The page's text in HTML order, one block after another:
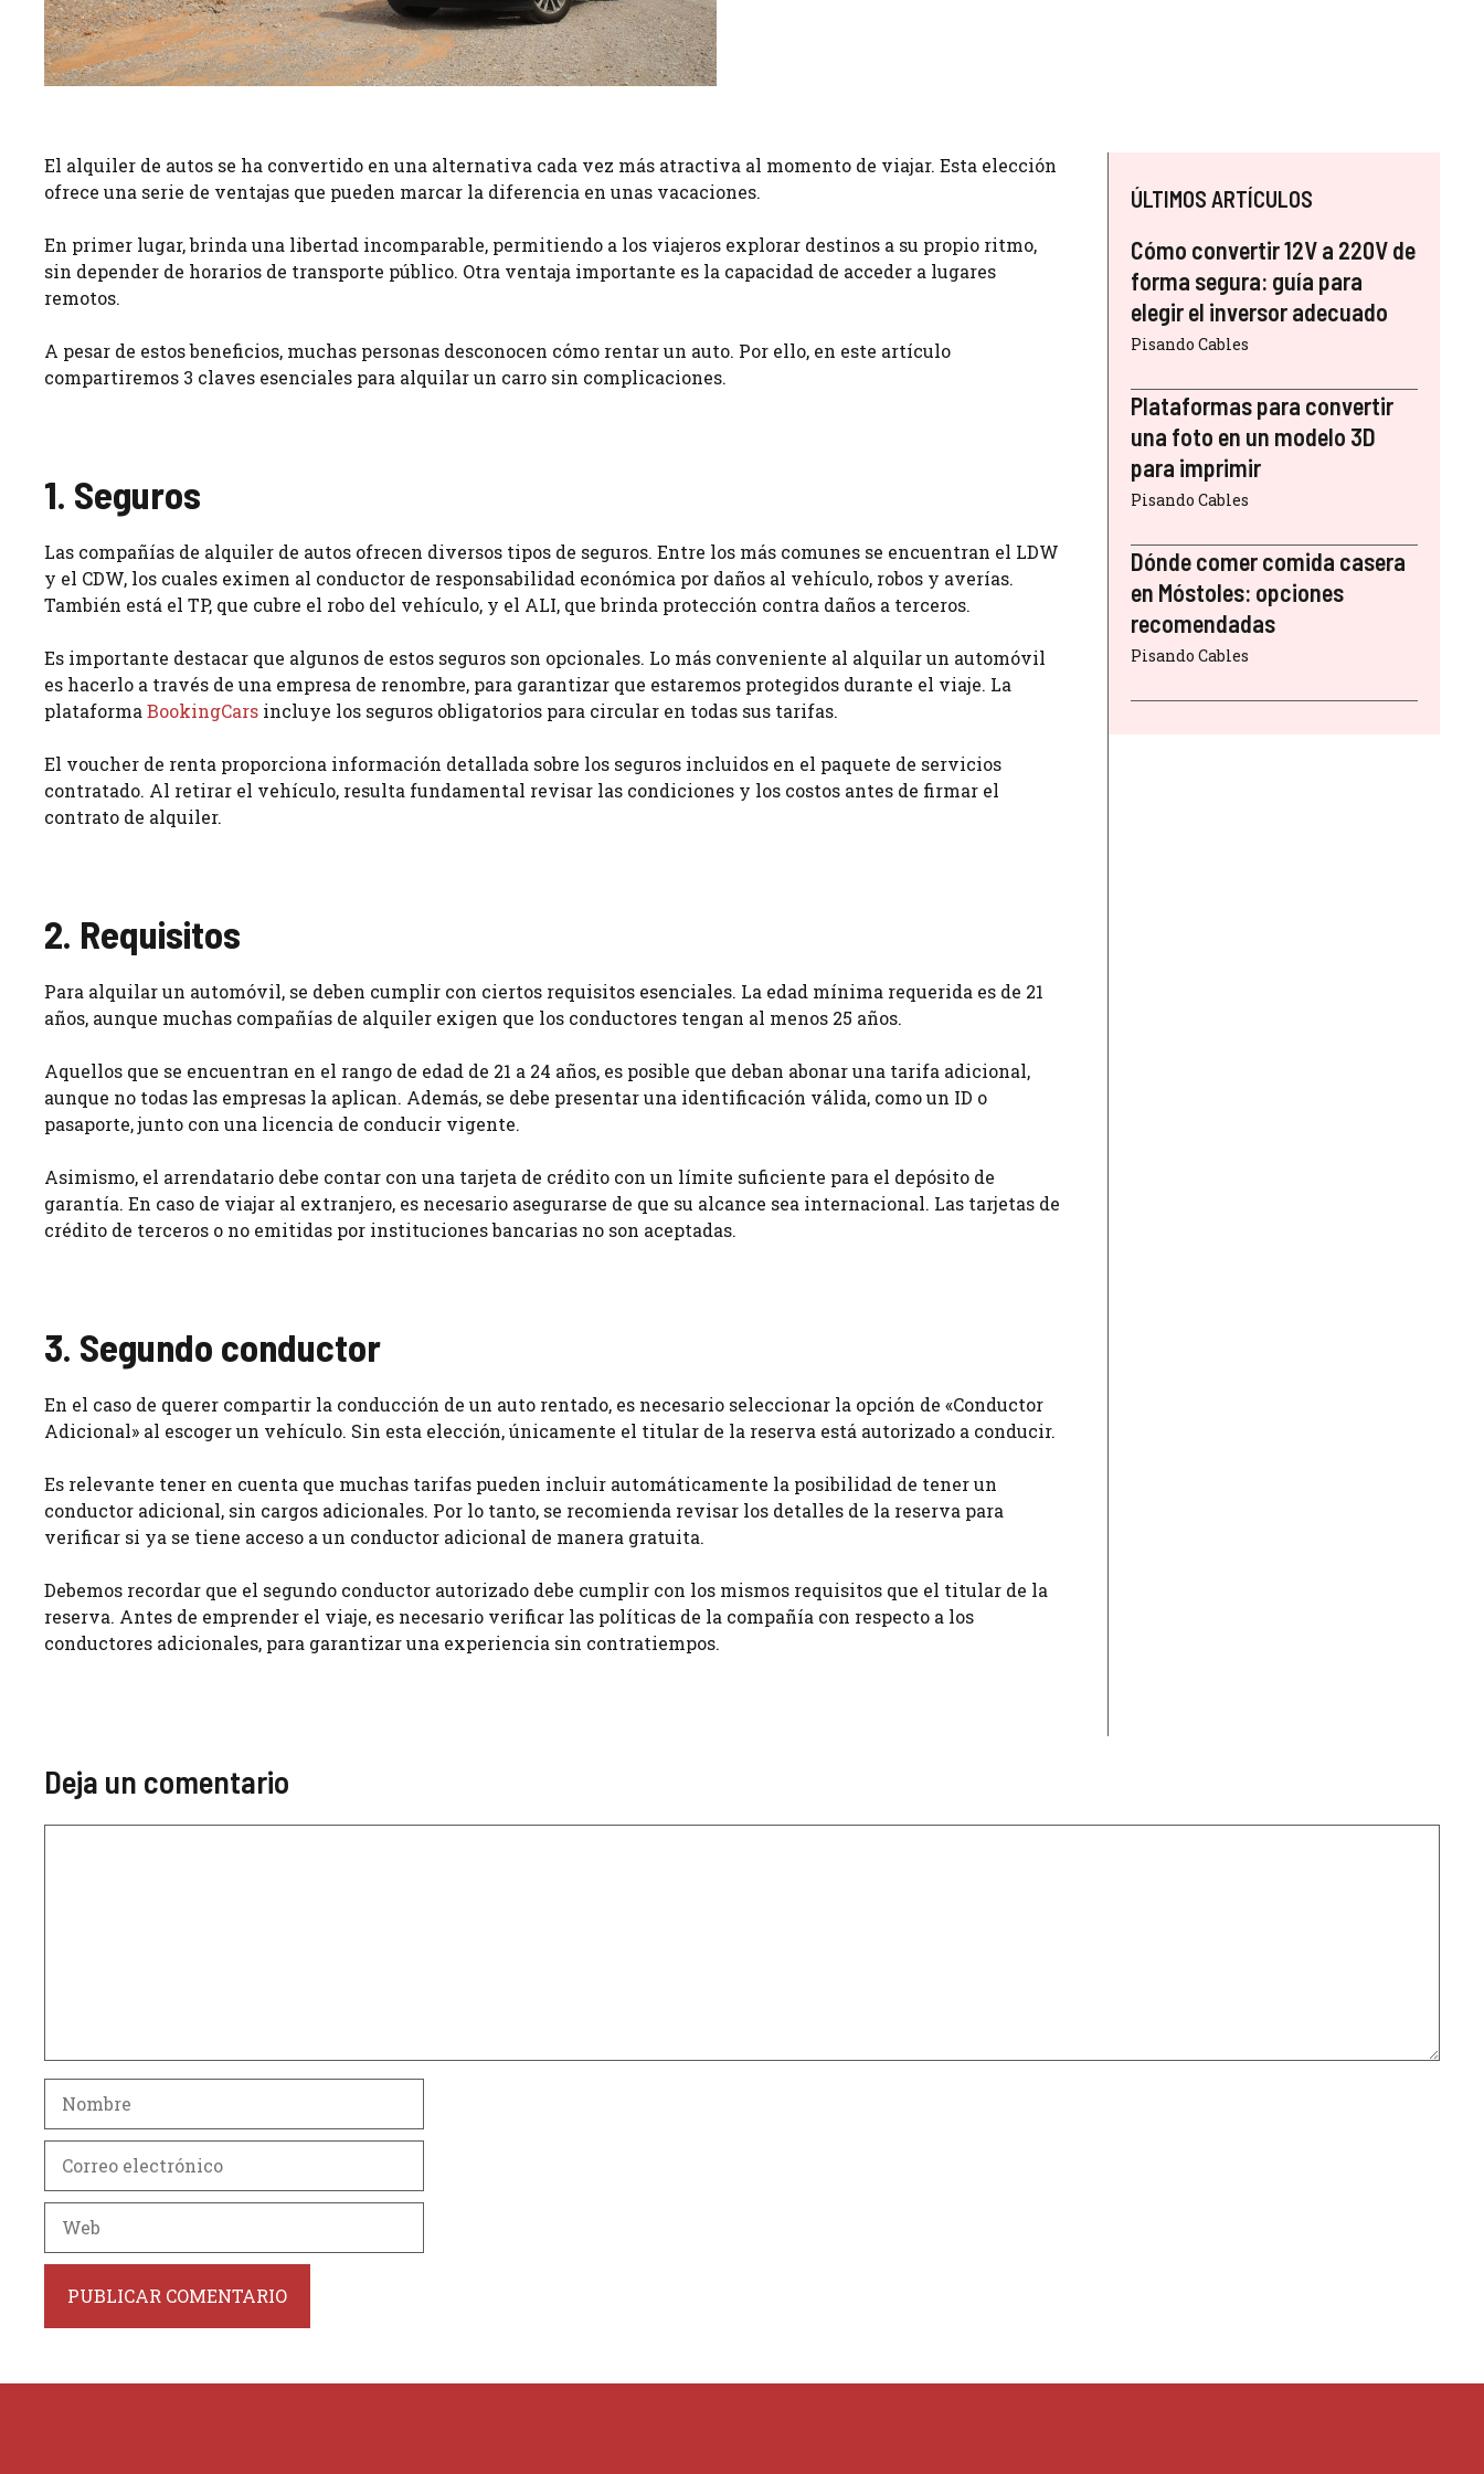
El alquiler de autos se ha convertido en una alternativa cada vez más atractiva al momento de viajar. Esta elección
ofrece una serie de ventajas que pueden marcar la diferencia en unas vacaciones.
En primer lugar, brinda una libertad incomparable, permitiendo a los viajeros explorar destinos a su propio ritmo,
sin depender de horarios de transporte público. Otra ventaja importante es la capacidad de acceder a lugares
remotos.
A pesar de estos beneficios, muchas personas desconocen cómo rentar un auto. Por ello, en este artículo
compartiremos 3 claves esenciales para alquilar un carro sin complicaciones.
1. Seguros
Las compañías de alquiler de autos ofrecen diversos tipos de seguros. Entre los más comunes se encuentran el LDW
y el CDW, los cuales eximen al conductor de responsabilidad económica por daños al vehículo, robos y averías.
También está el TP, que cubre el robo del vehículo, y el ALI, que brinda protección contra daños a terceros.
Es importante destacar que algunos de estos seguros son opcionales. Lo más conveniente al alquilar un automóvil
es hacerlo a través de una empresa de renombre, para garantizar que estaremos protegidos durante el viaje. La
plataforma BookingCars incluye los seguros obligatorios para circular en todas sus tarifas.
El voucher de renta proporciona información detallada sobre los seguros incluidos en el paquete de servicios
contratado. Al retirar el vehículo, resulta fundamental revisar las condiciones y los costos antes de firmar el
contrato de alquiler.
2. Requisitos
Para alquilar un automóvil, se deben cumplir con ciertos requisitos esenciales. La edad mínima requerida es de 21
años, aunque muchas compañías de alquiler exigen que los conductores tengan al menos 25 años.
Aquellos que se encuentran en el rango de edad de 21 a 24 años, es posible que deban abonar una tarifa adicional,
aunque no todas las empresas la aplican. Además, se debe presentar una identificación válida, como un ID o
pasaporte, junto con una licencia de conducir vigente.
Asimismo, el arrendatario debe contar con una tarjeta de crédito con un límite suficiente para el depósito de
garantía. En caso de viajar al extranjero, es necesario asegurarse de que su alcance sea internacional. Las tarjetas de
crédito de terceros o no emitidas por instituciones bancarias no son aceptadas.
3. Segundo conductor
En el caso de querer compartir la conducción de un auto rentado, es necesario seleccionar la opción de «Conductor
Adicional» al escoger un vehículo. Sin esta elección, únicamente el titular de la reserva está autorizado a conducir.
Es relevante tener en cuenta que muchas tarifas pueden incluir automáticamente la posibilidad de tener un
conductor adicional, sin cargos adicionales. Por lo tanto, se recomienda revisar los detalles de la reserva para
verificar si ya se tiene acceso a un conductor adicional de manera gratuita.
Debemos recordar que el segundo conductor autorizado debe cumplir con los mismos requisitos que el titular de la
reserva. Antes de emprender el viaje, es necesario verificar las políticas de la compañía con respecto a los
conductores adicionales, para garantizar una experiencia sin contratiempos.
ÚLTIMOS ARTÍCULOS
Cómo convertir 12V a 220V de
forma segura: guía para
elegir el inversor adecuado
Pisando Cables
Plataformas para convertir
una foto en un modelo 3D
para imprimir
Pisando Cables
Dónde comer comida casera
en Móstoles: opciones
recomendadas
Pisando Cables
Deja un comentario
electrónico